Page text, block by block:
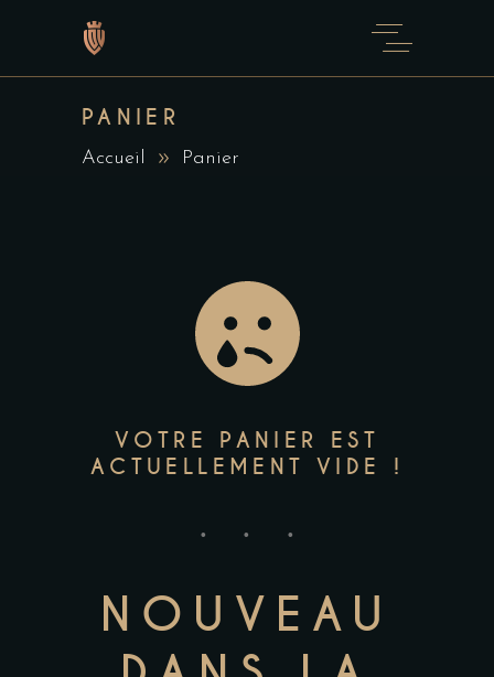
PANIER
Accueil Panier
VOTRE PANIER EST
ACTUELLEMENT VIDE !
NOUVEAU